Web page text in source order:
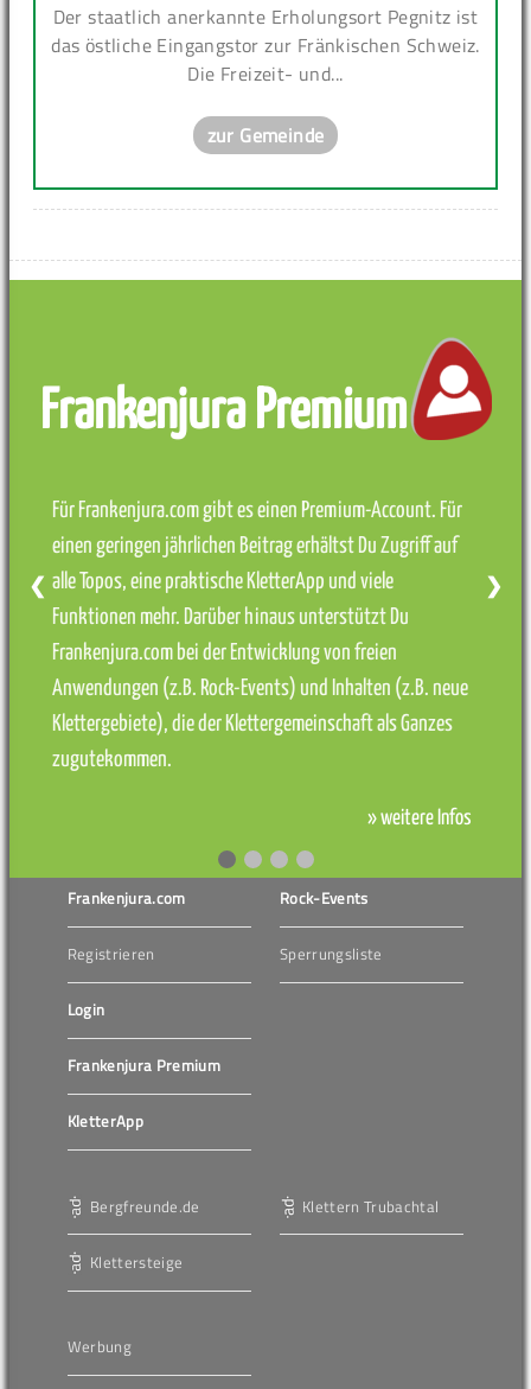
Der staatlich anerkannte Erholungsort Pegnitz ist
das östliche Eingangstor zur Fränkischen Schweiz.
Die Freizeit- und...
zur Gemeinde
Frankenjura Premium
Für Frankenjura.com gibt es einen Premium-Account. Für
einen geringen jährlichen Beitrag erhältst Du Zugriff auf
alle Topos, eine praktische KletterApp und viele
Funktionen mehr. Darüber hinaus unterstützt Du
Frankenjura.com bei der Entwicklung von freien
Anwendungen (z.B. Rock-Events) und Inhalten (z.B. neue
Klettergebiete), die der Klettergemeinschaft als Ganzes
zugutekommen.
» weitere Infos
❮ ❯
Frankenjura.com
Registrieren
Login
Frankenjura Premium
KletterApp
Rock-Events
Sperrungsliste
Bergfreunde.de
Klettersteige
Klettern Trubachtal
Werbung